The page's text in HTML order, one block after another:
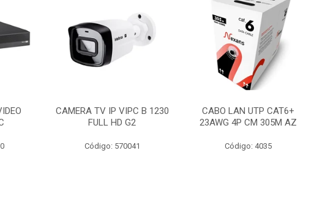
CAMERA TV IP VIPC B 1230
FULL HD G2
Código: 570041
CABO LAN UTP CAT6+
23AWG 4P CM 305M AZ
Código: 4035